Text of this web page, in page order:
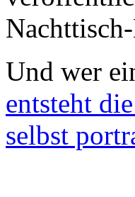
Und wer
entsteht
selbst